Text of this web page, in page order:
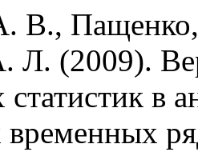
В.,
Л. (2009).
в
временных